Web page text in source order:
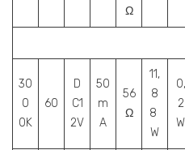
Ω
30
0
0K
60
D
C1
2V
50
m
A
56
Ω
11,
8
8
W
0,
2
W